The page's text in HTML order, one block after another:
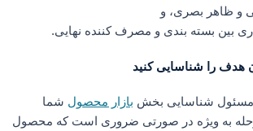
و ظاهر بصری، و
بین بسته بندی و مصرف کننده نهایی.
شناسایی بخش بازار محصول شما
به ویژه در صورتی ضروری است که محصول